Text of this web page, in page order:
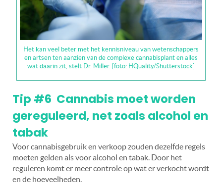
Het kan veel beter met het kennisniveau van wetenschappers
en artsen ten aanzien van de complexe cannabisplant en alles
wat daarin zit, stelt Dr. Miller. [foto: HQuality/Shutterstock]
Tip #6 Cannabis moet worden
gereguleerd, net zoals alcohol en
tabak
Voor cannabisgebruik en verkoop zouden dezelfde regels
moeten gelden als voor alcohol en tabak. Door het
reguleren komt er meer controle op wat er verkocht wordt
en de hoeveelheden.